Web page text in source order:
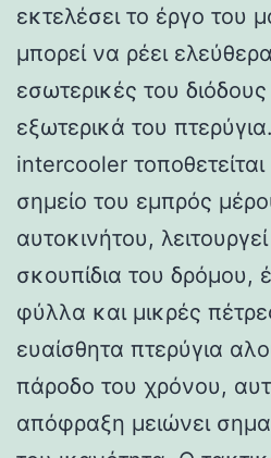
εκτελέσει το έργο του
μπορεί να ρέει
εσωτερικές του
εξωτερικά του
intercooler
σημείο του εμπρός
αυτοκινήτου,
σκουπίδια του δρόμου,
φύλλα και μικρές
ευαίσθητα πτερύγια
πάροδο του χρόνου,
απόφραξη μειώνει